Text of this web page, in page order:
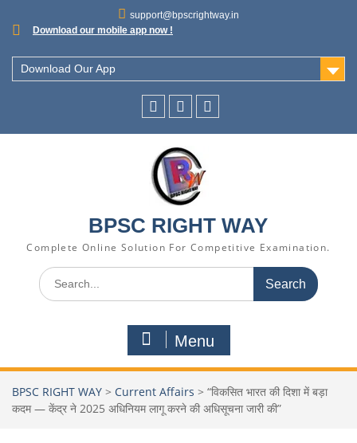
support@bpscrightway.in
Download our mobile app now !
Download Our App
BPSC RIGHT WAY
Complete Online Solution For Competitive Examination.
Menu
BPSC RIGHT WAY > Current Affairs > “विकसित भारत की दिशा में बड़ा
कदम — केंद्र ने 2025 अधिनियम लागू करने की अधिसूचना जारी की”